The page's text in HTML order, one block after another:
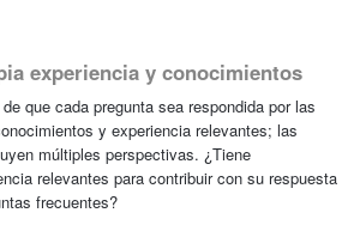
experiencia y conocimientos
que cada pregunta sea respondida por las
y experiencia relevantes; las
múltiples perspectivas. ¿Tiene
relevantes para contribuir con su respuesta
frecuentes?